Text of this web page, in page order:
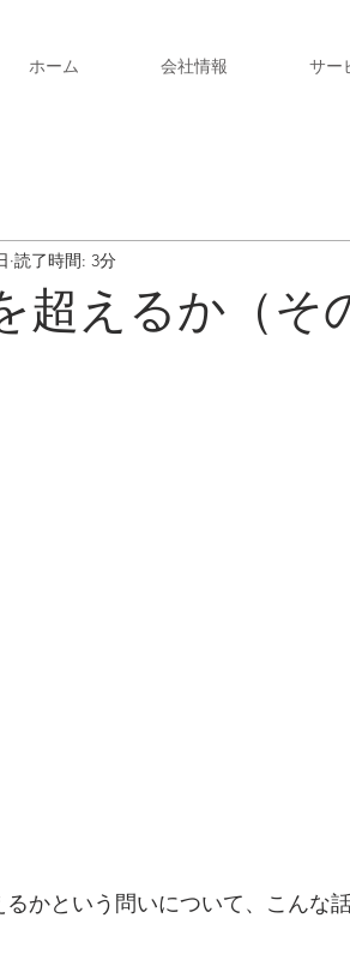
ホーム 会社情報 サー
超えるか（そ
読了時間: 3分
かという問いについて、こんな話